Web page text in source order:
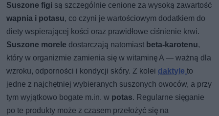
Suszone figi są szczególnie cenione za wysoką zawartość
wapnia i potasu, co czyni je wartościowym dodatkiem do
diety wspierającej kości oraz prawidłowe ciśnienie krwi.
Suszone morele dostarczają natomiast beta-karotenu,
który w organizmie zamienia się w witaminę A — ważną dla
wzroku, odporności i kondycji skóry. Z kolei daktyle to
jedne z najchętniej wybieranych suszonych owoców, a przy
tym wyjątkowo bogate m.in. w potas. Regularne sięganie
po te produkty może z czasem przełożyć się na